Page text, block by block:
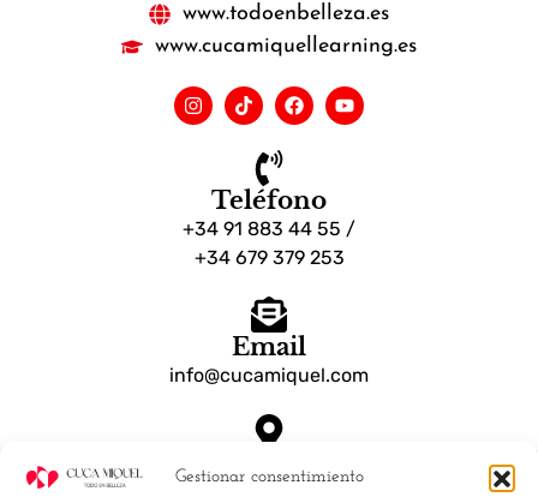
Gestionar consentimiento
www.todoenbelleza.es
www.cucamiquellearning.es
Teléfono
+34 91 883 44 55 /
+34 679 379 253
Email
info@cucamiquel.com
Dónde estamos
Calle Luchana, 25 28010 Madrid España